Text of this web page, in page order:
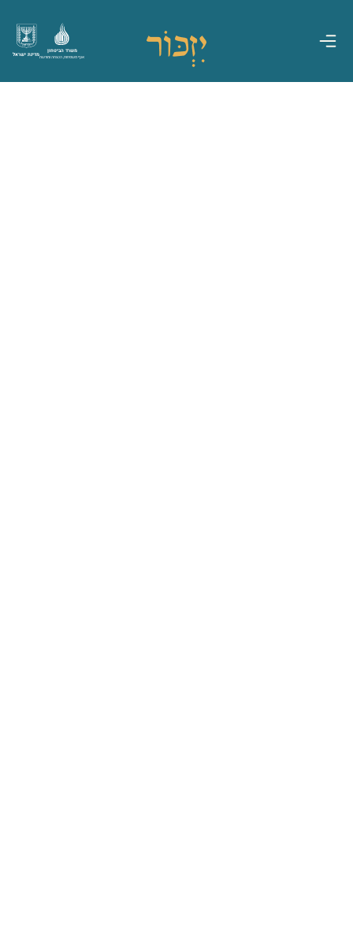
מדינת ישראל
משרד הביטחון
אגף משפחות, הנצחה ומורשת